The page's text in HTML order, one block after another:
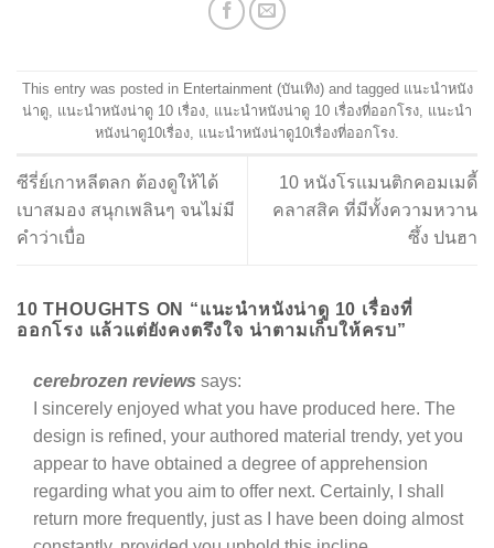
This entry was posted in Entertainment (บันเทิง)and tagged แนะนำหนัง
น่าดู, แนะนำหนังน่าดู 10 เรื่อง, แนะนำหนังน่าดู 10 เรื่องที่ออกโรง, แนะนำ
หนังน่าดู10เรื่อง, แนะนำหนังน่าดู10เรื่องที่ออกโรง.
ซีรี่ย์เกาหลีตลก ต้องดูให้ได้
เบาสมอง สนุกเพลินๆ จนไม่มี
คำว่าเบื่อ
10 หนังโรแมนติกคอมเมดี้
คลาสสิค ที่มีทั้งความหวาน
ซึ้ง ปนฮา
10 THOUGHTS ON “แนะนำหนังน่าดู 10 เรื่องที่
ออกโรง แล้วแต่ยังคงตรึงใจ น่าตามเก็บให้ครบ”
cerebrozen reviews says:
I sincerely enjoyed what you have produced here. The
design is refined, your authored material trendy, yet you
appear to have obtained a degree of apprehension
regarding what you aim to offer next. Certainly, I shall
return more frequently, just as I have been doing almost